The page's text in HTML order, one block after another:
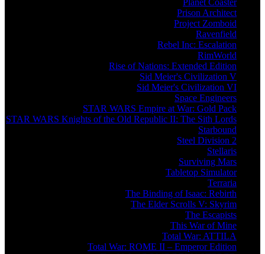
Planet Coaster
Prison Architect
Project Zomboid
Ravenfield
Rebel Inc: Escalation
RimWorld
Rise of Nations: Extended Edition
Sid Meier's Civilization V
Sid Meier's Civilization VI
Space Engineers
STAR WARS Empire at War: Gold Pack
STAR WARS Knights of the Old Republic II: The Sith Lords
Starbound
Steel Division 2
Stellaris
Surviving Mars
Tabletop Simulator
Terraria
The Binding of Isaac: Rebirth
The Elder Scrolls V: Skyrim
The Escapists
This War of Mine
Total War: ATTILA
Total War: ROME II – Emperor Edition